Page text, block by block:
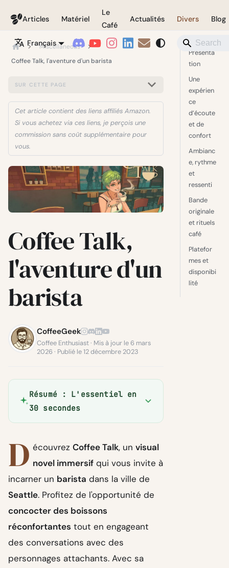
Coffeegeek
Articles Matériel
Le
Café
Actualités Divers Blog
Français
Miscellaneous
Coffee Talk, l'aventure d'un barista
SUR CETTE PAGE
Cet article contient des liens affiliés Amazon.
Si vous achetez via ces liens, je perçois une
commission sans coût supplémentaire pour
vous.
Coffee Talk,
l'aventure d'un
barista
CoffeeGeek
Coffee Enthusiast · Mis à jour le 6 mars
2026 · Publié le 12 décembre 2023
Résumé : L'essentiel en
30 secondes
D écouvrezCoffee Talk, unvisual
novel immersif qui vous invite à
incarner un barista dans la ville de
Seattle. Profitez de l'opportunité de
concocter des boissons
réconfortantes tout en engageant
des conversations avec des
personnages attachants. Avec sa
Présenta
tion
Une
expérien
ce
d’écoute
et de
confort
Ambianc
e, rythme
et
ressenti
Bande
originale
et rituels
café
Platefor
mes et
disponibi
lité